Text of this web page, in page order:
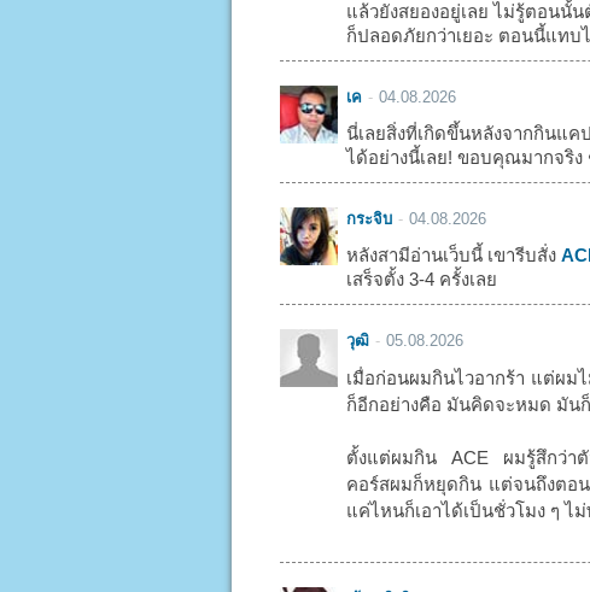
แล้วยังสยองอยู่เลย ไม่รู้ตอนนั้
ก็ปลอดภัยกว่าเยอะ ตอนนี้แทบ
เค 04.08.2026
นี่เลยสิ่งที่เกิดขึ้นหลังจากกินแ
ได้อย่างนี้เลย! ขอบคุณมากจริ
กระจิบ 04.08.2026
หลังสามีอ่านเว็บนี้ เขารีบสั่ง
เสร็จตั้ง 3-4 ครั้งเลย
วุฒิ 05.08.2026
เมื่อก่อนผมกินไวอากร้า แต่ผม
ก็อีกอย่างคือ มันคิดจะหมด มัน
ตั้งแต่ผมกิน ACE ผมรู้สึกว่า
คอร์สผมก็หยุดกิน แต่จนถึงตอ
แค่ไหนก็เอาได้เป็นชั่วโมง ๆ